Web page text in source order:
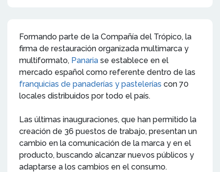
Formando parte de la Compañía del Trópico, la
firma de restauración organizada multimarca y
multiformato, Panaria se establece en el
mercado español como referente dentro de las
franquicias de panaderías y pastelerías con 70
locales distribuidos por todo el país.
Las últimas inauguraciones, que han permitido la
creación de 36 puestos de trabajo, presentan un
cambio en la comunicación de la marca y en el
producto, buscando alcanzar nuevos públicos y
adaptarse a los cambios en el consumo.